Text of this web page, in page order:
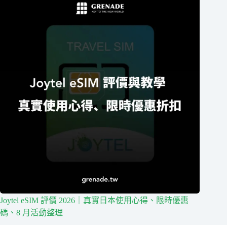
Joytel eSIM 評價 2026｜真實日本使用心得、限時優惠
碼、8 月活動整理